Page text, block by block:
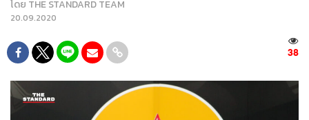
โดย THE STANDARD TEAM
20.09.2020
38